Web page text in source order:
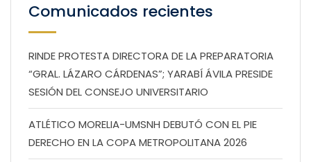
Comunicados recientes
RINDE PROTESTA DIRECTORA DE LA PREPARATORIA
“GRAL. LÁZARO CÁRDENAS”; YARABÍ ÁVILA PRESIDE
SESIÓN DEL CONSEJO UNIVERSITARIO
ATLÉTICO MORELIA-UMSNH DEBUTÓ CON EL PIE
DERECHO EN LA COPA METROPOLITANA 2026